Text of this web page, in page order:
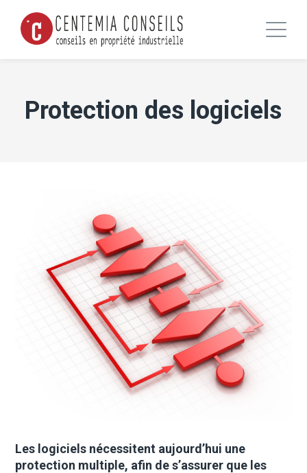
Protection des logiciels
Les logiciels nécessitent aujourd’hui une
protection multiple, afin de s’assurer que les